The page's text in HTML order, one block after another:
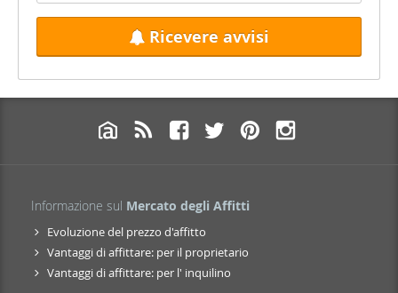
Ricevere avvisi
Informazione sul Mercato degli Affitti
Evoluzione del prezzo d'affitto
Vantaggi di affittare: per il proprietario
Vantaggi di affittare: per l' inquilino